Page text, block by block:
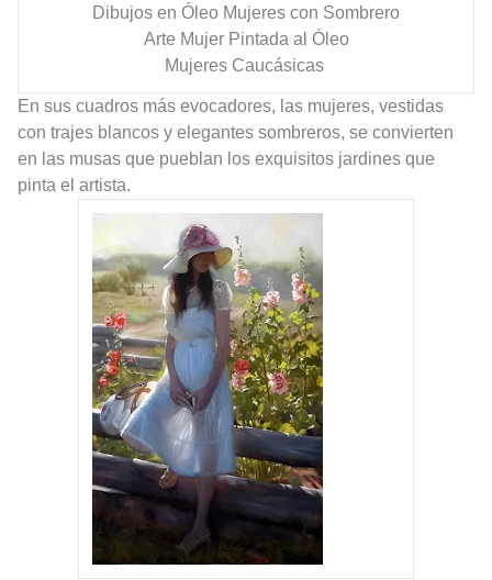
Dibujos en Óleo Mujeres con Sombrero
Arte Mujer Pintada al Óleo
Mujeres Caucásicas
En sus cuadros más evocadores, las mujeres, vestidas
con trajes blancos y elegantes sombreros, se convierten
en las musas que pueblan los exquisitos jardines que
pinta el artista.